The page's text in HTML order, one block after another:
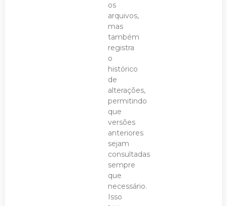
os
arquivos,
mas
também
registra
o
histórico
de
alterações,
permitindo
que
versões
anteriores
sejam
consultadas
sempre
que
necessário.
Isso